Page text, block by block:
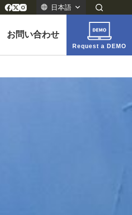
日本語
お問い合わせ
Request a DEMO